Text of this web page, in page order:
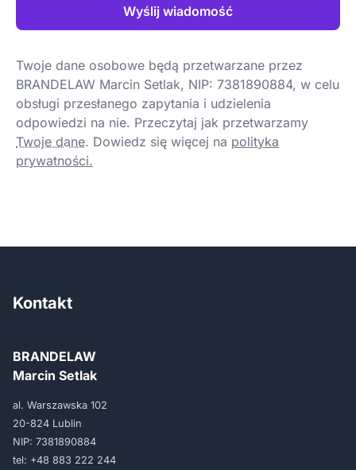
Wyślij wiadomość
Twoje dane osobowe będą przetwarzane przez
BRANDELAW Marcin Setlak, NIP: 7381890884, w celu
obsługi przesłanego zapytania i udzielenia
odpowiedzi na nie. Przeczytaj jak przetwarzamy
Twoje dane. Dowiedz się więcej na polityka
prywatności.
Kontakt
BRANDELAW
Marcin Setlak
al. Warszawska 102
20-824 Lublin
NIP: 7381890884
tel: +48 883 222 244